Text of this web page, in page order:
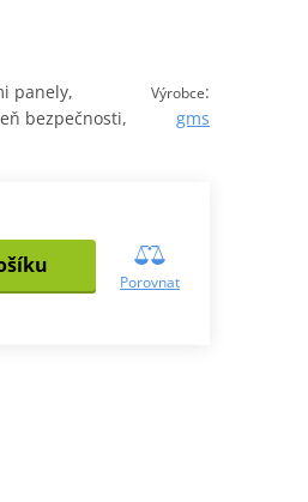
Výrobce:
gms
panely,
bezpečnosti,
Porovnat